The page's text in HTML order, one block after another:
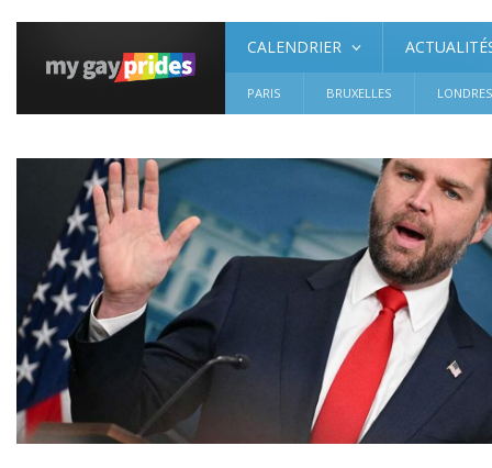
CALENDRIER
PARIS BRUXELLES LONDRES